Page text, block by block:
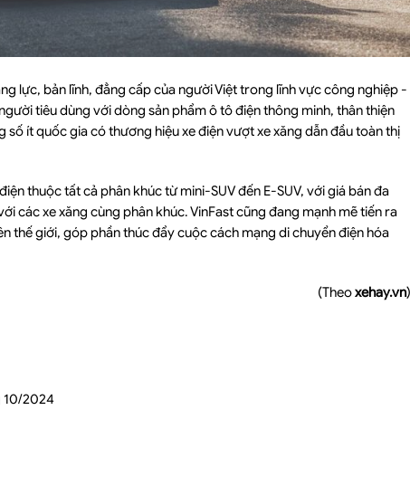
lực, bản lĩnh, đẳng cấp của người Việt trong lĩnh vực công nghiệp -
tiêu dùng với dòng sản phẩm ô tô điện thông minh, thân thiện
ít quốc gia có thương hiệu xe điện vượt xe xăng dẫn đầu toàn thị
thuộc tất cả phân khúc từ mini-SUV đến E-SUV, với giá bán đa
các xe xăng cùng phân khúc. VinFast cũng đang mạnh mẽ tiến ra
thế giới, góp phần thúc đẩy cuộc cách mạng di chuyển điện hóa
(Theoxehay.vn)
10/2024